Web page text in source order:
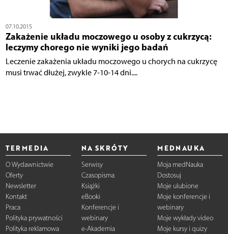
07.10.2015
Zakażenie układu moczowego u osoby z cukrzycą:
leczymy chorego nie wyniki jego badań
Leczenie zakażenia układu moczowego u chorych na cukrzycę
musi trwać dłużej, zwykle 7-10-14 dni....
TERMEDIA
O Wydawnictwie
Oferty
Newsletter
Kontakt
Praca
Polityka prywatności
Polityka reklamowa
NA SKRÓTY
Serwisy
Czasopisma
Książki
eBooki
Konferencje i
webinary
e-Akademia
MEDNAUKA
Moja medNauka
Dostosuj
Moje ulubione
Moje konferencje i
webinary
Moje wykłady video
Moje kursy i quizy